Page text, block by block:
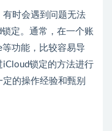
时会遇到问题无法
定。通常，在一个账
功能，比较容易导
锁定的方法进行
的操作经验和甄别